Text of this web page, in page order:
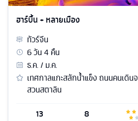
ฮาร์บิ้น + หลายเมือง
ทัวร์จีน
6วัน4 คืน
ธ.ค. / ม.ค.
เทศกาลแกะสลักน้ำแข็ง ถนนคนเดิน
สวนสตาลิน
13
8